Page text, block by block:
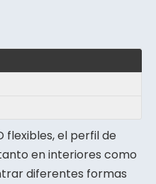
flexibles, el perfil de
en interiores como
diferentes formas